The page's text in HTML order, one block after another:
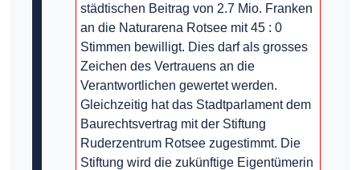
städtischen Beitrag von 2.7 Mio. Franken
an die Naturarena Rotsee mit 45 : 0
Stimmen bewilligt. Dies darf als grosses
Zeichen des Vertrauens an die
Verantwortlichen gewertet werden.
Gleichzeitig hat das Stadtparlament dem
Baurechtsvertrag mit der Stiftung
Ruderzentrum Rotsee zugestimmt. Die
Stiftung wird die zukünftige Eigentümerin